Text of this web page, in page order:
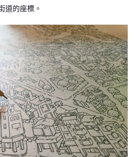
道的座標。